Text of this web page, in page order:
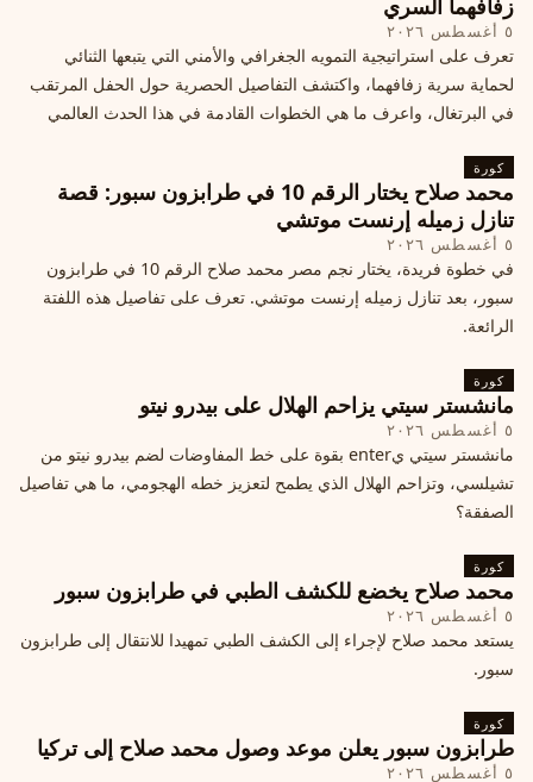
زفافهما السري
٥ أغسطس ٢٠٢٦
تعرف على استراتيجية التمويه الجغرافي والأمني التي يتبعها الثنائي
لحماية سرية زفافهما، واكتشف التفاصيل الحصرية حول الحفل المرتقب
في البرتغال، واعرف ما هي الخطوات القادمة في هذا الحدث العالمي
كورة
محمد صلاح يختار الرقم 10 في طرابزون سبور: قصة
تنازل زميله إرنست موتشي
٥ أغسطس ٢٠٢٦
في خطوة فريدة، يختار نجم مصر محمد صلاح الرقم 10 في طرابزون
سبور، بعد تنازل زميله إرنست موتشي. تعرف على تفاصيل هذه اللفتة
الرائعة.
كورة
مانشستر سيتي يزاحم الهلال على بيدرو نيتو
٥ أغسطس ٢٠٢٦
مانشستر سيتي يenter بقوة على خط المفاوضات لضم بيدرو نيتو من
تشيلسي، وتزاحم الهلال الذي يطمح لتعزيز خطه الهجومي، ما هي تفاصيل
الصفقة؟
كورة
محمد صلاح يخضع للكشف الطبي في طرابزون سبور
٥ أغسطس ٢٠٢٦
يستعد محمد صلاح لإجراء إلى الكشف الطبي تمهيدا للانتقال إلى طرابزون
سبور.
كورة
طرابزون سبور يعلن موعد وصول محمد صلاح إلى تركيا
٥ أغسطس ٢٠٢٦